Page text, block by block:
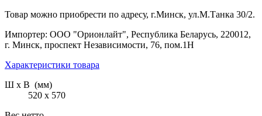
Товар можно приобрести по адресу, г.Минск, ул.М.Танка 30/2.
Импортер: ООО "Орионлайт", Республика Беларусь, 220012,
г. Минск, проспект Независимости, 76, пом.1Н
Характеристики товара
Ш х В (мм)
520 х 570